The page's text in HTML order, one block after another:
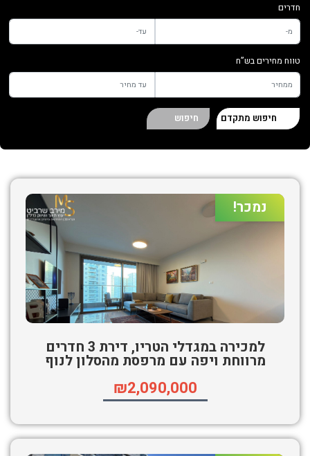
חדרים
טווח מחירים בש”ח
חיפוש מתקדם חיפוש
נמכר!
למכירה במגדלי הטריו, דירת 3 חדרים
מרווחת ויפה עם מרפסת מהסלון לנוף
₪2,090,000